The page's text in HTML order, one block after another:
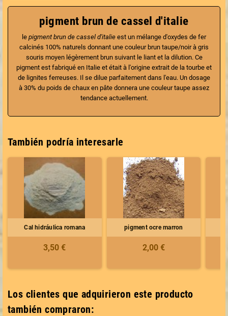
pigment brun de cassel d'italie
le pigment brun de cassel d'italie est un mélange d'oxydes de fer
calcinés 100% naturels donnant une couleur brun taupe/noir à gris
souris moyen légèrement brun suivant le liant et la dilution. Ce
pigment est fabriqué en Italie et était à l'origine extrait de la tourbe et
de lignites ferreuses. Il se dilue parfaitement dans l'eau. Un dosage
à 30% du poids de chaux en pâte donnera une couleur taupe assez
tendance actuellement.
También podría interesarle
Cal hidráulica romana
3,50 €
pigment ocre marron
2,00 €
Los clientes que adquirieron este producto
también compraron: